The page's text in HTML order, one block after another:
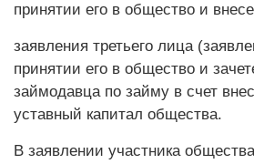
принятии его в общество и
заявления третьего лица
принятии его в общество и
займодавца по займу в счет
уставный капитал общества.
В заявлении участника